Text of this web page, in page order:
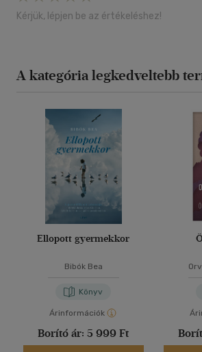
Kérjük, lépjen be az értékeléshez!
A kategória legkedveltebb
Ellopott gyermekkor
Bibók Bea
Könyv
Árinformációk
Borító ár: 5 999 Ft